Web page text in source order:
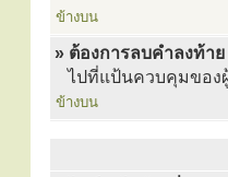
ข้างบน
» ต้องการลบคำลงท้าย
ไปที่แป้นควบคุมของ
ข้างบน